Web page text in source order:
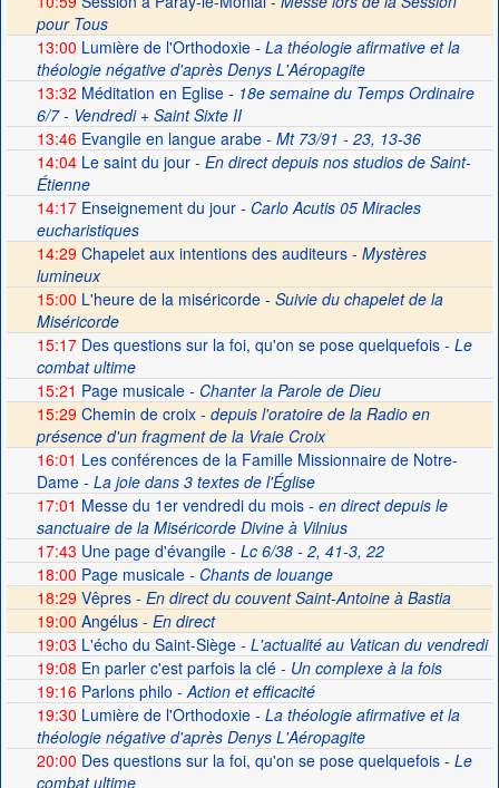
pour Tous
13:00 Lumière de l'Orthodoxie- La théologie afirmative et la
théologie négative d'après Denys L'Aéropagite
13:32 Méditation en Eglise- 18e semaine du Temps Ordinaire
6/7 - Vendredi + Saint Sixte II
13:46Evangile en langue arabe- Mt 73/91 - 23, 13-36
14:04Le saint du jour- En direct depuis nos studios de Saint-
Étienne
14:17Enseignement du jour- Carlo Acutis 05 Miracles
eucharistiques
14:29 Chapelet aux intentions des auditeurs - Mystères
lumineux
15:00 L'heure de la miséricorde - Suivie du chapelet de la
Miséricorde
15:17Des questions sur la foi, qu'on se pose quelquefois- Le
combat ultime
15:21 Page musicale- Chanter la Parole de Dieu
15:29 Chemin de croix - depuis l'oratoire de la Radio en
présence d'un fragment de la Vraie Croix
16:01 Les conférences de la Famille Missionnaire de Notre-
Dame- La joie dans 3 textes de l'Église
17:01 Messe du 1er vendredi du mois- en direct depuis le
sanctuaire de la Miséricorde Divine à Vilnius
17:43 Une page d'évangile- Lc 6/38 - 2, 41-3, 22
18:00 Page musicale- Chants de louange
18:29 Vêpres - En direct du couvent Saint-Antoine à Bastia
19:00 Angélus - En direct
19:03 L'écho du Saint-Siège- L'actualité au Vatican du vendredi
19:08 En parler c'est parfois la clé- Un complexe à la fois
19:16Parlons philo - Action et efficacité
19:30 Lumière de l'Orthodoxie- La théologie afirmative et la
théologie négative d'après Denys L'Aéropagite
20:00 Des questions sur la foi, qu'on se pose quelquefois- Le
combat ultime